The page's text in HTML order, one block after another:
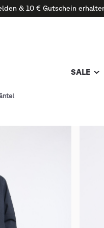
& 10 € Gutschein
SALE